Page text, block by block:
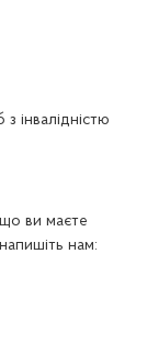
інвалідністю
ви маєте
нам: